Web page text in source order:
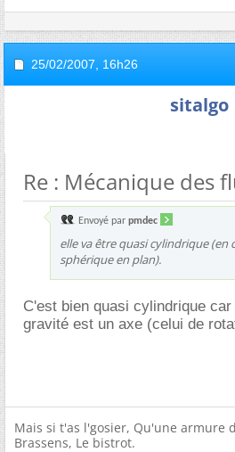
25/02/2007, 16h26
sitalgo
Re : Mécanique des
Envoyé par pmdec
elle va être quasi cylindrique (en
sphérique en plan).
C'est bien quasi cylindrique
gravité est un axe (celui de
Mais si t'as l'gosier, Qu'une armure
Brassens, Le bistrot.